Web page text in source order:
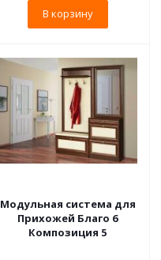
В корзину
Модульная система для
Прихожей Благо 6
Композиция 5